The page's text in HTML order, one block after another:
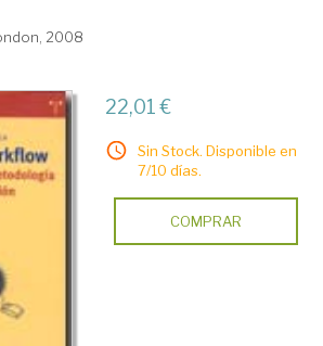
2008
22,01 €
Sin Stock. Disponible en
7/10 días.
COMPRAR